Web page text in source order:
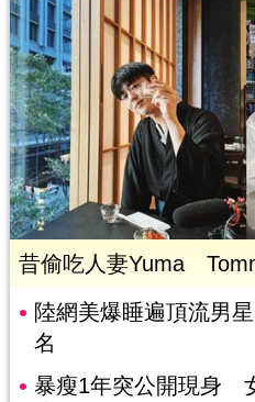
昔偷吃人妻Yuma
陸網美爆睡遍頂流男
名
暴瘦1年突公開現身